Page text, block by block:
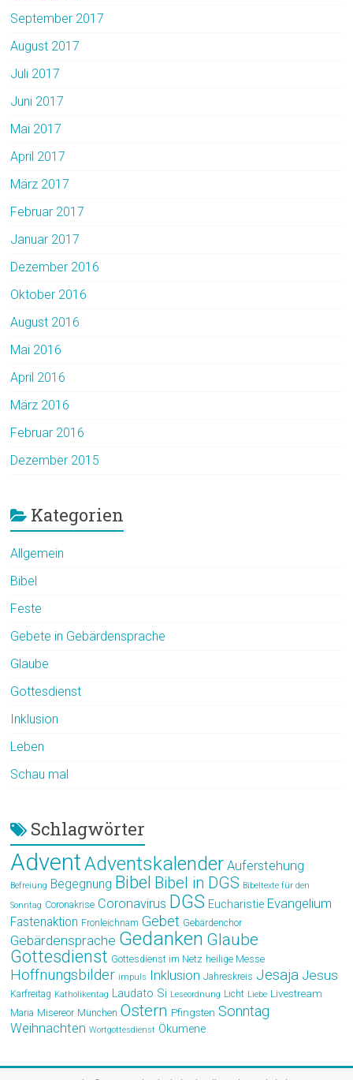
September 2017
August 2017
Juli 2017
Juni 2017
Mai 2017
April 2017
März 2017
Februar 2017
Januar 2017
Dezember 2016
Oktober 2016
August 2016
Mai 2016
April 2016
März 2016
Februar 2016
Dezember 2015
Kategorien
Allgemein
Bibel
Feste
Gebete in Gebärdensprache
Glaube
Gottesdienst
Inklusion
Leben
Schau mal
Schlagwörter
AdventAdventskalender Auferstehung
Befreiung Begegnung Bibel Bibel in DGS Bibeltexte für den
Sonntag Coronakrise Coronavirus DGS Eucharistie Evangelium
Fastenaktion Fronleichnam Gebet Gebärdenchor
Gebärdensprache Gedanken Glaube
Gottesdienst Gottesdienst im Netz heilige Messe
Hoffnungsbilder impuls Inklusion Jahreskreis Jesaja Jesus
Karfreitag Katholikentag Laudato Si Leseordnung Licht Liebe Livestream
Maria Misereor München Ostern Pfingsten Sonntag
Weihnachten Wortgottesdienst Ökumene